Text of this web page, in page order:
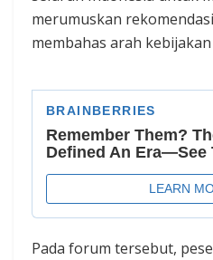
merumuskan
membahas arah
Pada forum tersebut,